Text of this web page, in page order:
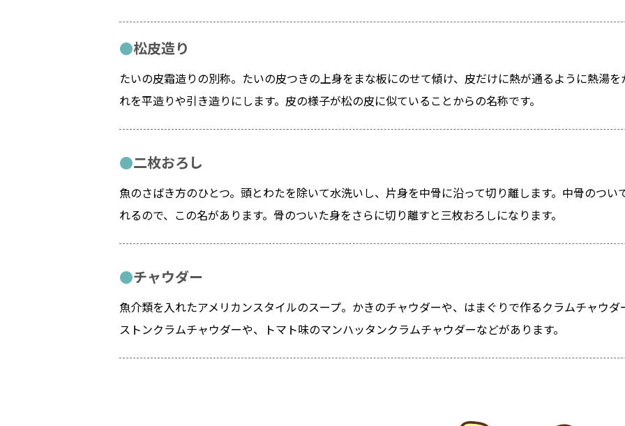
松皮造り
たいの皮霜造りの別称。たいの皮つきの上身をまな板にのせて傾け、皮だけに熱が通るように熱湯
れを平造りや引き造りにします。皮の様子が松の皮に似ていることからの名称です。
二枚おろし
魚のさばき方のひとつ。頭とわたを除いて水洗いし、片身を中骨に沿って切り離します。中骨のつ
れるので、この名があります。骨のついた身をさらに切り離すと三枚おろしになります。
チャウダー
魚介類を入れたアメリカンスタイルのスープ。かきのチャウダーや、はまぐりで作るクラムチャウ
ストンクラムチャウダーや、トマト味のマンハッタンクラムチャウダーなどがあります。